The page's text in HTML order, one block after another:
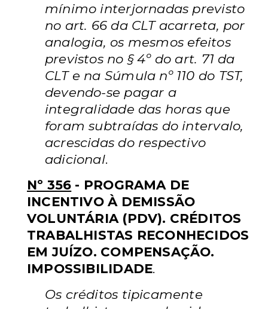
mínimo interjornadas previsto
no art. 66 da CLT acarreta, por
analogia, os mesmos efeitos
previstos no § 4º do art. 71 da
CLT e na Súmula nº 110 do TST,
devendo-se pagar a
integralidade das horas que
foram subtraídas do intervalo,
acrescidas do respectivo
adicional.
Nº 356 - PROGRAMA DE
INCENTIVO À DEMISSÃO
VOLUNTÁRIA (PDV). CRÉDITOS
TRABALHISTAS RECONHECIDOS
EM JUÍZO. COMPENSAÇÃO.
IMPOSSIBILIDADE.
Os créditos tipicamente